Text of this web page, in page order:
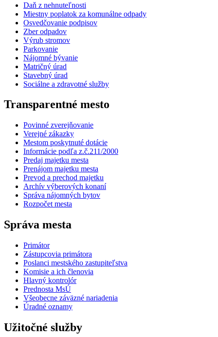
Daň z nehnuteľnosti
Miestny poplatok za komunálne odpady
Osvedčovanie podpisov
Zber odpadov
Výrub stromov
Parkovanie
Nájomné bývanie
Matričný úrad
Stavebný úrad
Sociálne a zdravotné služby
Transparentné mesto
Povinné zverejňovanie
Verejné zákazky
Mestom poskytnuté dotácie
Informácie podľa z.č.211/2000
Predaj majetku mesta
Prenájom majetku mesta
Prevod a prechod majetku
Archív výberových konaní
Správa nájomných bytov
Rozpočet mesta
Správa mesta
Primátor
Zástupcovia primátora
Poslanci mestského zastupiteľstva
Komisie a ich členovia
Hlavný kontrolór
Prednosta MsÚ
Všeobecne záväzné nariadenia
Úradné oznamy
Užitočné služby